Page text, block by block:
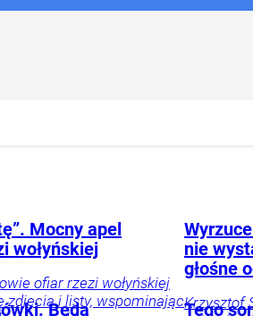
Mocny apel
wołyńskiej
ofiar rzezi wołyńskiej
zdjęcia i listy, wspominając
nie
głośne
Krzysztof
Będą
Tego